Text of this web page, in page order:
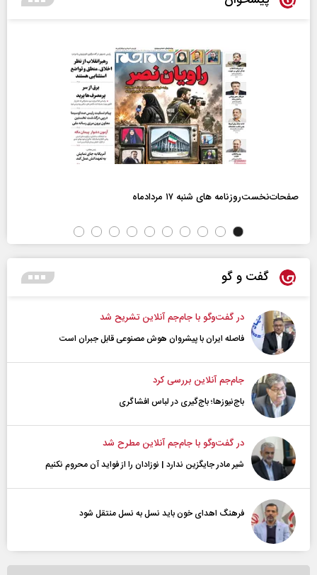
صفحات‌نخست‌روزنامه ها‌ی شنبه ۱۷ مردادماه
گفت و گو
در گفت‌و‌گو با جام‌جم آنلاین تشریح شد
فاصله ایران با پیشرو‌ان هوش مصنوعی قابل جبران است
جام‌جم آنلاین بررسی کرد
باج‌نیوزها؛ باج‌گیری در لباس افشاگری
در گفت‌و‌گو با جام‌جم آنلاین مطرح شد
شیر مادر جایگزین ندارد | نوزادان را از فواید آن محروم نکنیم
فرهنگ اهدای خون باید نسل به نسل منتقل شود